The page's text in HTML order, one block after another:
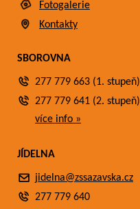
Fotogalerie
Kontakty
SBOROVNA
277 779 663 (1. stupeň)
277 779 641 (2. stupeň)
více info »
JÍDELNA
jidelna@zssazavska.cz
277 779 640